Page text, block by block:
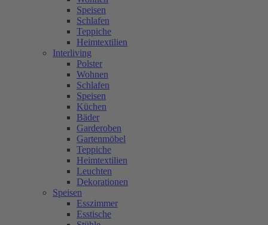
Speisen
Schlafen
Teppiche
Heimtextilien
Interliving
Polster
Wohnen
Schlafen
Speisen
Küchen
Bäder
Garderoben
Gartenmöbel
Teppiche
Heimtextilien
Leuchten
Dekorationen
Speisen
Esszimmer
Esstische